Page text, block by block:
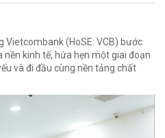
Vietcombank (HoSE: VCB) bước
kinh tế, hứa hẹn một giai đoạn
và đi đầu cùng nền tảng chất